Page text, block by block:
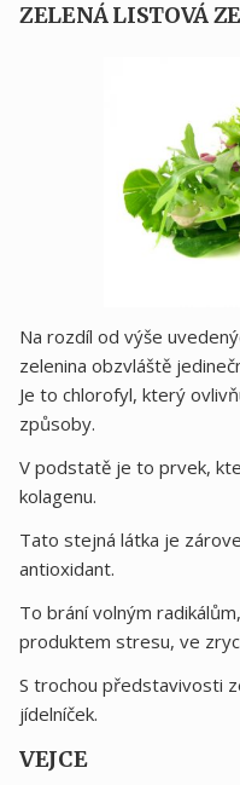
ZELENÁ LISTOVÁ
Na rozdíl od výše
zelenina obzvláště
Je to chlorofyl, který
způsoby.
V podstatě je to prvek,
kolagenu.
Tato stejná látka je
antioxidant.
To brání volným
produktem stresu, ve
S trochou představivosti
jídelníček.
VEJCE